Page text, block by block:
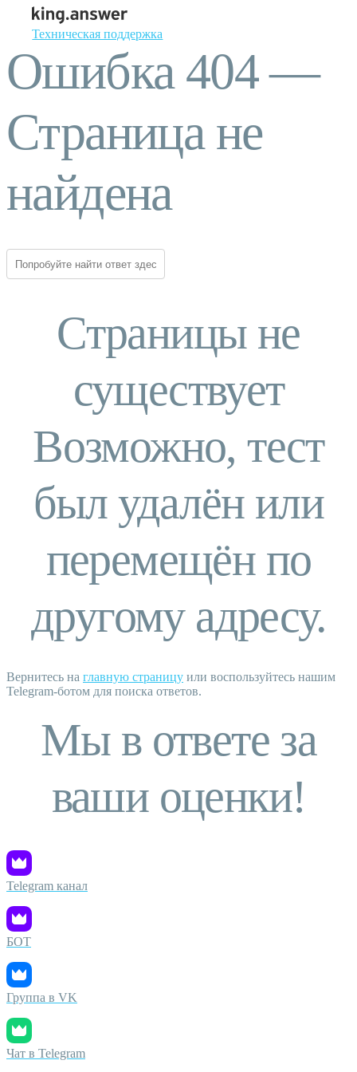
Техническая поддержка
Ошибка 404 —
Страница не
найдена
Страницы не
существует
Возможно, тест
был удалён или
перемещён по
другому адресу.
Вернитесь на главную страницу или воспользуйтесь нашим
Telegram-ботом для поиска ответов.
Мы в ответе за
ваши оценки!
Telegram канал
БОТ
Группа в VK
Чат в Telegram